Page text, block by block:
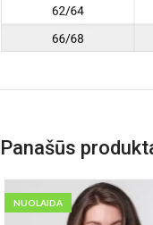
Panašūs
NUOLAIDA